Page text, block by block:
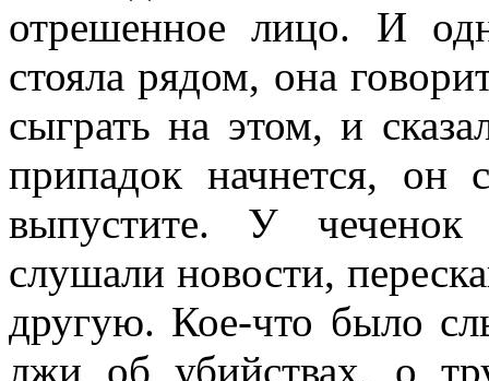
отрешенное лицо. И
стояла рядом, она
сыграть на этом, и
припадок начнется, он
выпустите. У
слушали новости,
другую. Кое-что было
лжи об убийствах, о